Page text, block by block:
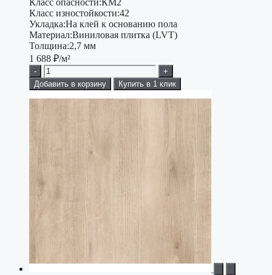
Класс опасности:КМ2
Класс изностойкости:42
Укладка:На клей к основанию пола
Материал:Виниловая плитка (LVT)
Толщина:2,7 мм
1 688 ₽/м²
-
+
Добавить в корзину
Купить в 1 клик